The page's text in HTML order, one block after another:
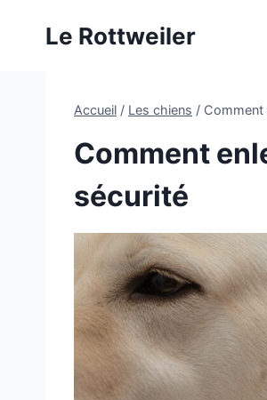
Le Rottweiler
Accueil / Les chiens / Comment
Comment
sécurité